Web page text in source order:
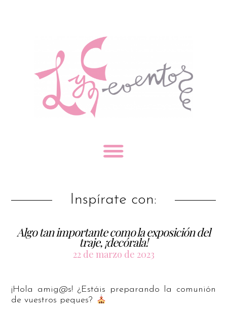
Inspírate con:
Algo tan importante como la exposición del
traje, ¡decórala!
22 de marzo de 2023
¡Hola amig@s! ¿Estáis preparando la comunión
de vuestros peques?